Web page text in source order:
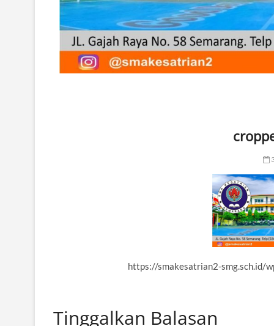
https://smakesatrian2-smg.sch.id/
Tinggalkan Balasan